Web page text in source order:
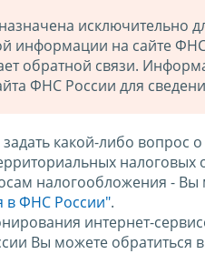
исключительно
информации на сайте
обратной связи.
ФНС России для
какой-либо вопрос
налоговых
налогообложения - Вы
в ФНС России".
интернет-
Вы можете обратиться в